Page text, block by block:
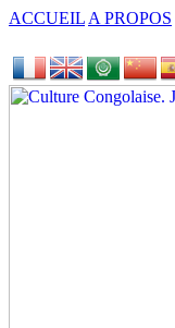
ACCUEIL A PROPOS